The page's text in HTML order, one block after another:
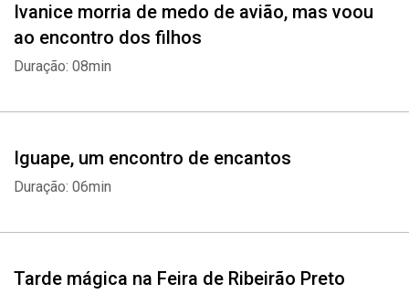
Ivanice morria de medo de avião, mas voou
ao encontro dos filhos
Duração: 08min
Iguape, um encontro de encantos
Duração: 06min
Tarde mágica na Feira de Ribeirão Preto